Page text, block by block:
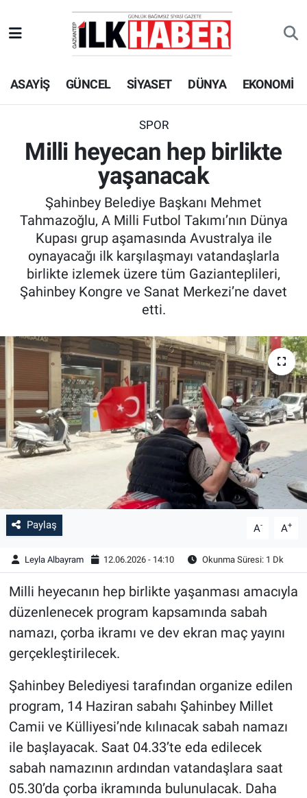
ASAYİŞ GÜNCEL SİYASET DÜNYA EKONOMİ
SPOR
Milli heyecan hep birlikte
yaşanacak
Şahinbey Belediye Başkanı Mehmet
Tahmazoğlu, A Milli Futbol Takımı’nın Dünya
Kupası grup aşamasında Avustralya ile
oynayacağı ilk karşılaşmayı vatandaşlarla
birlikte izlemek üzere tüm Gazianteplileri,
Şahinbey Kongre ve Sanat Merkezi’ne davet
etti.
Paylaş A- A+
Leyla Albayram 12.06.2026 - 14:10 Okunma Süresi: 1 Dk
Milli heyecanın hep birlikte yaşanması amacıyla
düzenlenecek program kapsamında sabah
namazı, çorba ikramı ve dev ekran maç yayını
gerçekleştirilecek.
Şahinbey Belediyesi tarafından organize edilen
program, 14 Haziran sabahı Şahinbey Millet
Camii ve Külliyesi’nde kılınacak sabah namazı
ile başlayacak. Saat 04.33’te eda edilecek
sabah namazının ardından vatandaşlara saat
05.30’da çorba ikramında bulunulacak. Daha
EKONOMİ
SİYASET
SPOR
TEKNOLOJİ
ASAYİŞ
EĞİTİM
KÜLTÜR - SANAT
Beyoğlu Hava Durumu
Beyoğlu Trafik Yoğunluk Haritası
Süper Lig Puan Durumu ve Fikstür
Tüm Manşetler
Son Dakika Haberleri
Haber Arşivi